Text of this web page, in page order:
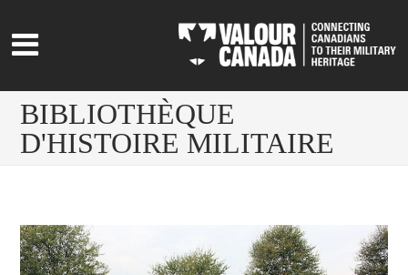
BIBLIOTHÈQUE
D'HISTOIRE MILITAIRE